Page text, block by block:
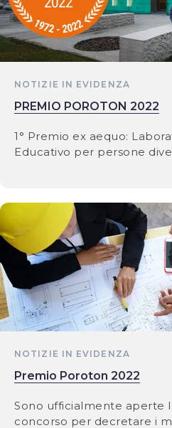
NOTIZIE IN EVIDENZA
PREMIO POROTON 2022
1° Premio ex aequo:
Educativo per persone
NOTIZIE IN EVIDENZA
Premio Poroton 2022
Sono ufficialmente aperte
concorso per decretare i